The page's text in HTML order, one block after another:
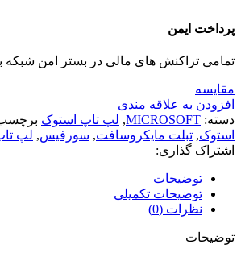
پرداخت ایمن
تمامی تراکنش های مالی در بستر امن شبکه
مقايسه
افزودن به علاقه مندی
دسته: MICROSOFT
, لپ تاپ استوک
استوک, تبلت مایکروسافت, سورفیس, لپ
اشتراک گذاری:
توضیحات
توضیحات تکمیلی
نظرات (0)
توضیحات